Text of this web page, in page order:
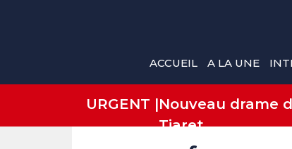
ACCUEIL A LA UNE
URGENT |Nouveau drame
Tiaret